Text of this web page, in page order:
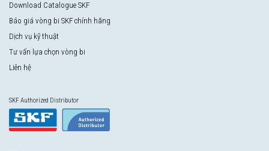
Download Catalogue SKF
Báo giá vòng bi SKF chính hãng
Dịch vụ kỹ thuật
Tư vấn lựa chọn vòng bi
Liên hệ
SKF Authorized Distributor